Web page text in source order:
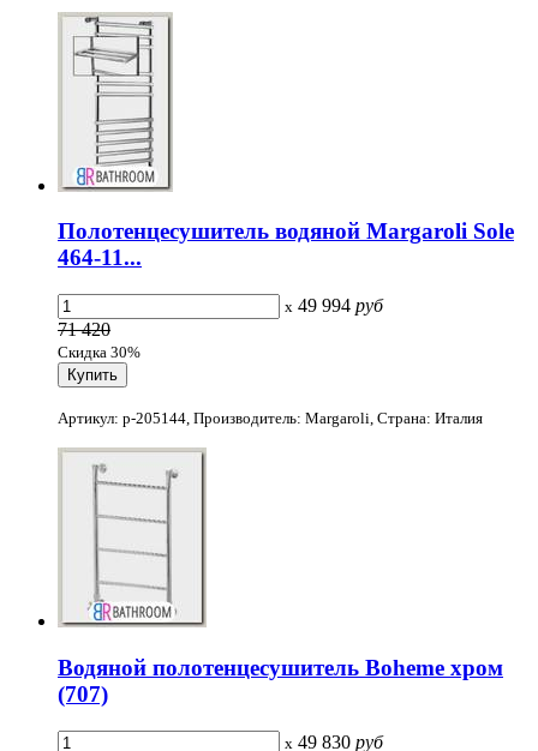
Полотенцесушитель водяной Margaroli Sole
464-11...
x 49 994 руб
71 420
Скидка 30%
Артикул: p-205144, Производитель: Margaroli, Страна: Италия
Водяной полотенцесушитель Boheme хром
(707)
x 49 830 руб